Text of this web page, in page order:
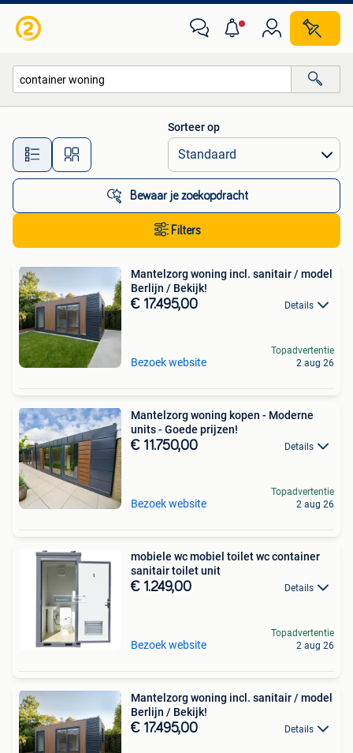
Alle afstanden…
Sorteer op
Bewaar je zoekopdracht
Filters
Mantelzorg woning incl. sanitair / model
Berlijn / Bekijk!
€ 17.495,00 Details
Bezoek website
Topadvertentie
2 aug 26
Mantelzorg woning kopen - Moderne
units - Goede prijzen!
€ 11.750,00 Details
Bezoek website
Topadvertentie
2 aug 26
mobiele wc mobiel toilet wc container
sanitair toilet unit
€ 1.249,00 Details
Bezoek website
Topadvertentie
2 aug 26
Mantelzorg woning incl. sanitair / model
Berlijn / Bekijk!
€ 17.495,00 Details